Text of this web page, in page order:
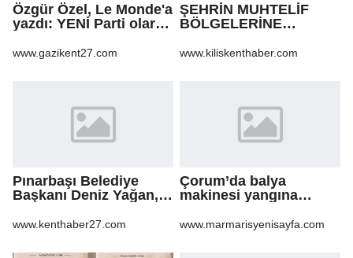
Özgür Özel, Le Monde'a
yazdı: YENİ Parti olarak
öneriyoruz
www.gazikent27.com
ŞEHRİN MUHTELİF
BÖLGELERİNE
VE BOZULAN
www.kiliskenthaber.com
Pınarbaşı Belediye
Başkanı Deniz Yağan,
www.kenthaber27.com
Çorum’da balya
makinesi yangına
anız küle döndü
www.marmarisyenisayfa.com